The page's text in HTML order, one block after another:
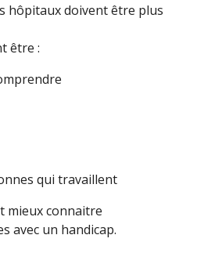
hôpitaux doivent être plus
être :
qui travaillent
mieux connaitre
avec un handicap.